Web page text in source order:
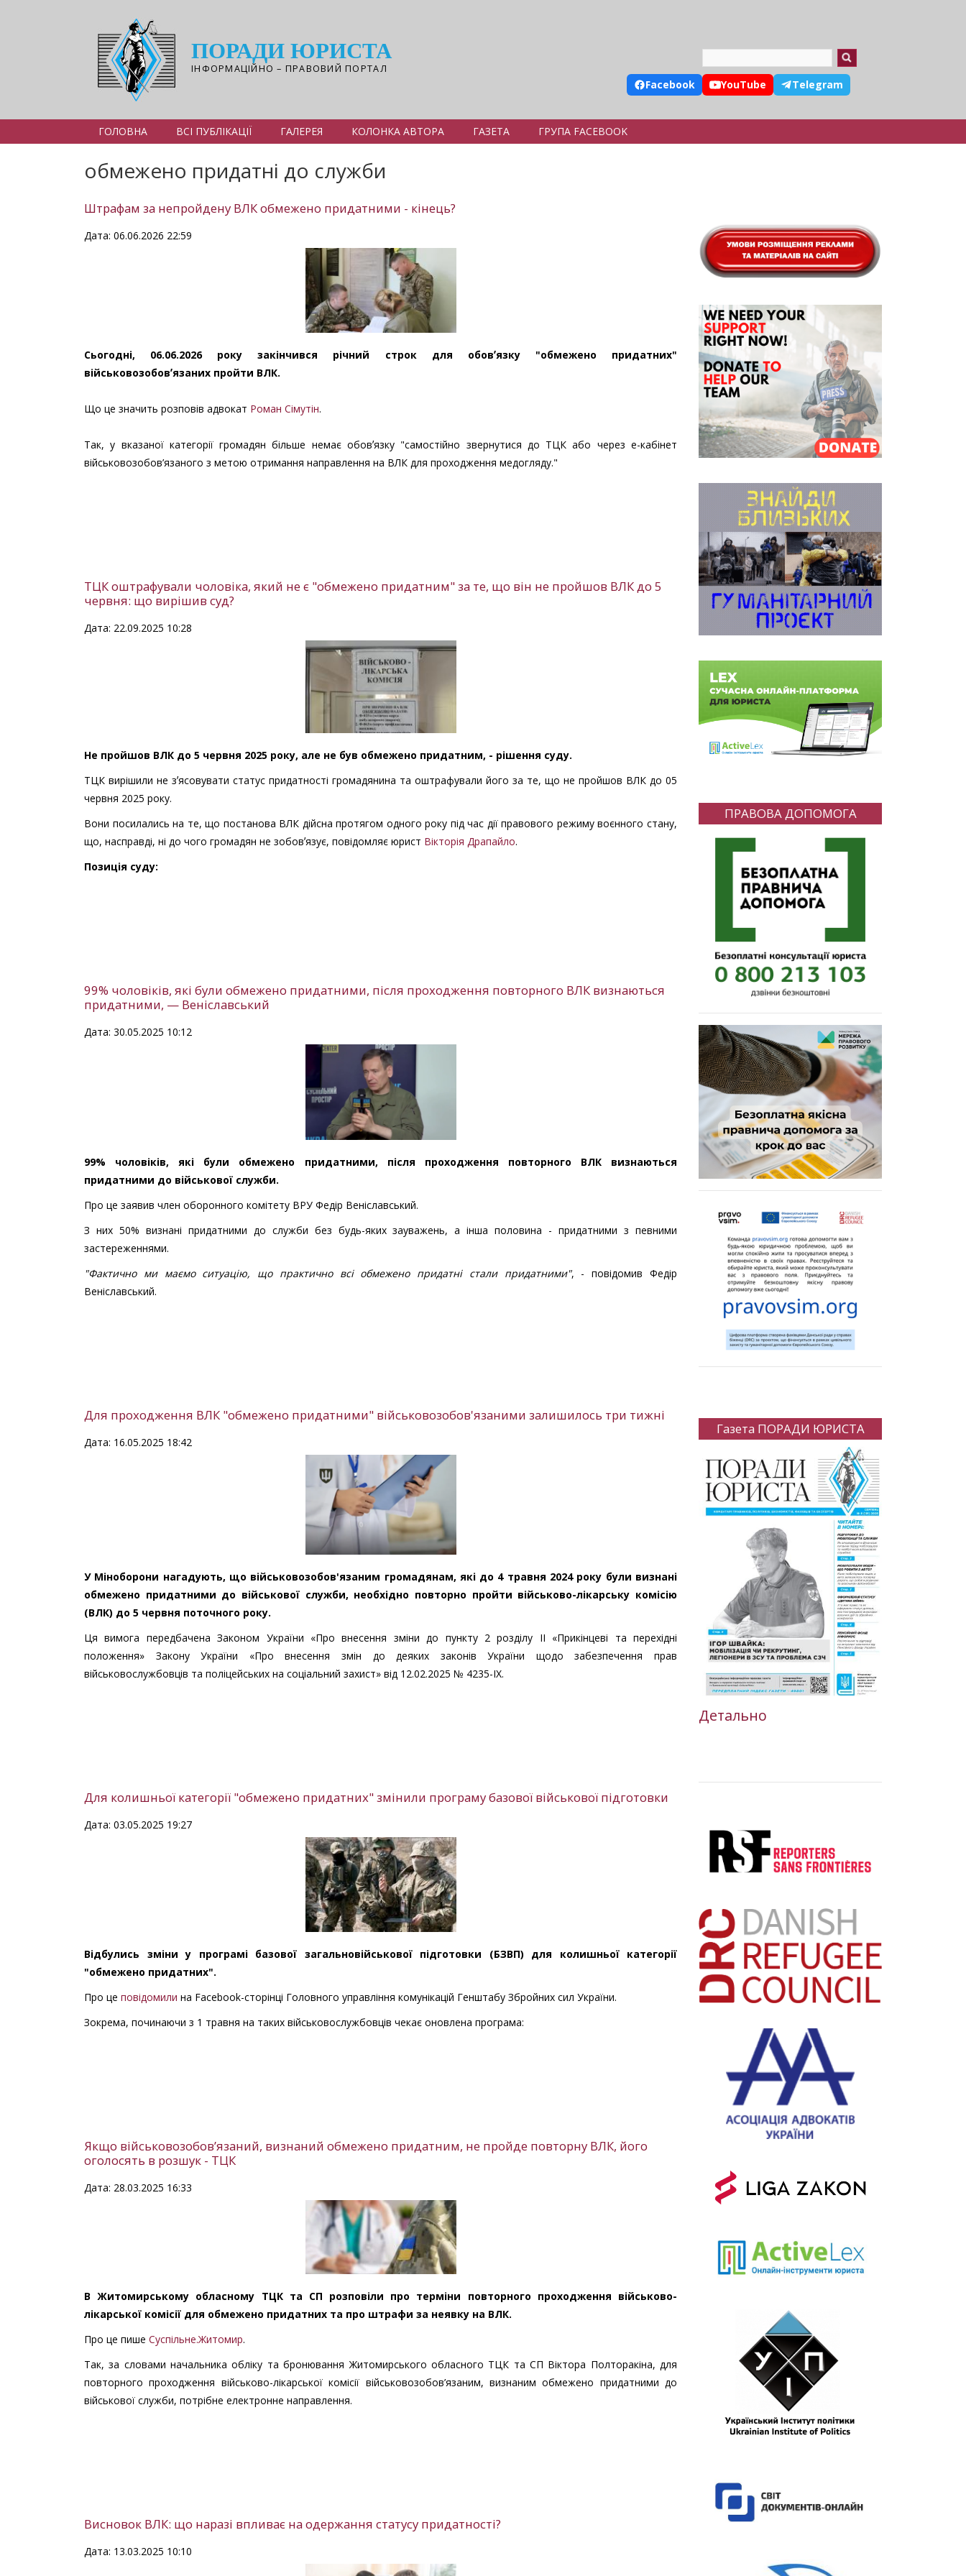
ПОРАДИ ЮРИСТА
ІНФОРМАЦІЙНО – ПРАВОВИЙ ПОРТАЛ
Facebook YouTube Telegram
ГОЛОВНА ВСІ ПУБЛІКАЦІЇ ГАЛЕРЕЯ КОЛОНКА АВТОРА ГАЗЕТА ГРУПА FACEBOOK
обмежено придатні до служби
Штрафам за непройдену ВЛК обмежено придатними - кінець?
Дата: 06.06.2026 22:59
Сьогодні, 06.06.2026 року закінчився річний строк для обовʼязку "обмежено придатних"
військовозобовʼязаних пройти ВЛК.
Що це значить розповів адвокат Роман Сімутін.
Так, у вказаної категорії громадян більше немає обовʼязку "самостійно звернутися до ТЦК або через е-кабінет
військовозобов’язаного з метою отримання направлення на ВЛК для проходження медогляду."
ТЦК оштрафували чоловіка, який не є "обмежено придатним" за те, що він не пройшов ВЛК до 5
червня: що вирішив суд?
Дата: 22.09.2025 10:28
Не пройшов ВЛК до 5 червня 2025 року, але не був обмежено придатним, - рішення суду.
ТЦК вирішили не зʼясовувати статус придатності громадянина та оштрафували його за те, що не пройшов ВЛК до 05
червня 2025 року.
Вони посилались на те, що постанова ВЛК дійсна протягом одного року під час дії правового режиму воєнного стану,
що, насправді, ні до чого громадян не зобовʼязує, повідомляє юрист Вікторія Драпайло.
Позиція суду:
99% чоловіків, які були обмежено придатними, після проходження повторного ВЛК визнаються
придатними, — Веніславський
Дата: 30.05.2025 10:12
99% чоловіків, які були обмежено придатними, після проходження повторного ВЛК визнаються
придатними до військової служби.
Про це заявив член оборонного комітету ВРУ Федір Веніславський.
З них 50% визнані придатними до служби без будь-яких зауважень, а інша половина - придатними з певними
застереженнями.
"Фактично ми маємо ситуацію, що практично всі обмежено придатні стали придатними", - повідомив Федір
Веніславський.
Для проходження ВЛК "обмежено придатними" військовозобов'язаними залишилось три тижні
Дата: 16.05.2025 18:42
У Міноборони нагадують, що військовозобов'язаним громадянам, які до 4 травня 2024 року були визнані
обмежено придатними до військової служби, необхідно повторно пройти військово-лікарську комісію
(ВЛК) до 5 червня поточного року.
Ця вимога передбачена Законом України «Про внесення зміни до пункту 2 розділу II «Прикінцеві та перехідні
положення» Закону України «Про внесення змін до деяких законів України щодо забезпечення прав
військовослужбовців та поліцейських на соціальний захист» від 12.02.2025 № 4235-IX.
Для колишньої категорії "обмежено придатних" змінили програму базової військової підготовки
Дата: 03.05.2025 19:27
Відбулись зміни у програмі базової загальновійськової підготовки (БЗВП) для колишньої категорії
"обмежено придатних".
Про це повідомили на Facebook-сторінці Головного управління комунікацій Генштабу Збройних сил України.
Зокрема, починаючи з 1 травня на таких військовослужбовців чекає оновлена програма:
Якщо військовозобов’язаний, визнаний обмежено придатним, не пройде повторну ВЛК, його
оголосять в розшук - ТЦК
Дата: 28.03.2025 16:33
В Житомирському обласному ТЦК та СП розповіли про терміни повторного проходження військово-
лікарської комісії для обмежено придатних та про штрафи за неявку на ВЛК.
Про це пише Суспільне.Житомир.
Так, за словами начальника обліку та бронювання Житомирського обласного ТЦК та СП Віктора Полторакіна, для
повторного проходження військово-лікарської комісії військовозобов’язаним, визнаним обмежено придатними до
військової служби, потрібне електронне направлення.
Висновок ВЛК: що наразі впливає на одержання статусу придатності?
Дата: 13.03.2025 10:10
ПРАВОВА ДОПОМОГА
Газета ПОРАДИ ЮРИСТА
Детально